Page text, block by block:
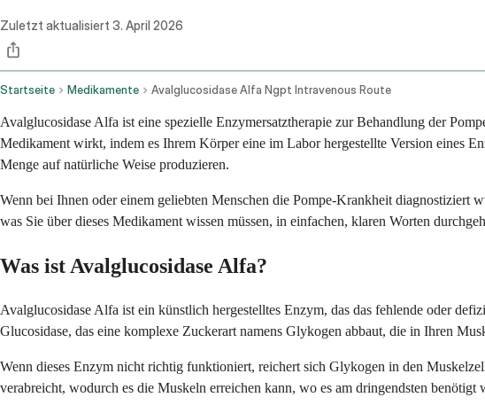
Zuletzt aktualisiert 3. April 2026
Startseite Medikamente Avalglucosidase Alfa Ngpt Intravenous Route
Avalglucosidase Alfa ist eine spezielle Enzymersatztherapie zur Behandlung der
Medikament wirkt, indem es Ihrem Körper eine im Labor hergestellte Version eines
Menge auf natürliche Weise produzieren.
Wenn bei Ihnen oder einem geliebten Menschen die Pompe-Krankheit diagnostiziert
was Sie über dieses Medikament wissen müssen, in einfachen, klaren Worten
Was ist Avalglucosidase Alfa?
Avalglucosidase Alfa ist ein künstlich hergestelltes Enzym, das das fehlende oder
Glucosidase, das eine komplexe Zuckerart namens Glykogen abbaut, die in Ihren
Wenn dieses Enzym nicht richtig funktioniert, reichert sich Glykogen in den
verabreicht, wodurch es die Muskeln erreichen kann, wo es am dringendsten benötigt